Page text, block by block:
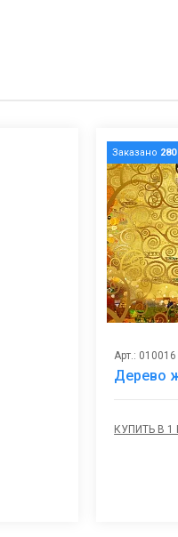
Заказано 280
Арт.: 010016
Дерево
КУПИТЬ В 1